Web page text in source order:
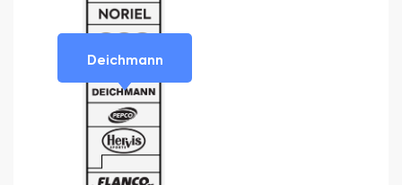
Deichmann